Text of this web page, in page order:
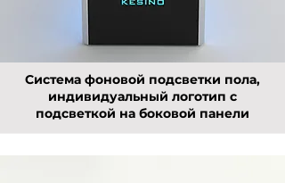
Система фоновой подсветки пола,
индивидуальный логотип с
подсветкой на боковой панели